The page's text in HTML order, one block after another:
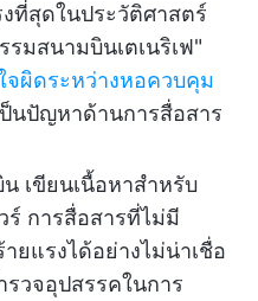
ที่สุดในประวัติศาสตร์
มสนามบินเตเนริเฟ"
จผิดระหว่างหอควบคุม
นปัญหาด้านการสื่อสาร
เขียนเนื้อหาสำหรับ
การสื่อสารที่ไม่มี
ยแรงได้อย่างไม่น่าเชื่อ
วจอุปสรรคในการ